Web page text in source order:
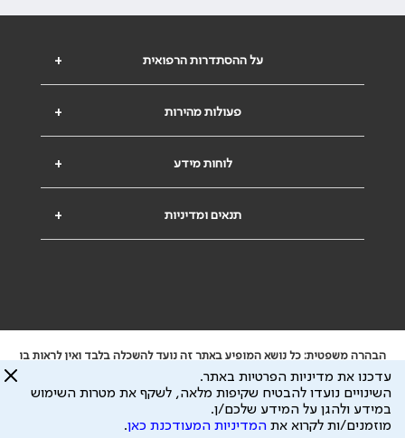
+ על ההסתדרות הרפואית
+ פעולות מהירות
+ לוחות מידע
+ תנאים ומדיניות
הבהרה משפטית: כל נושא המופיע באתר זה נועד להשכלה בלבד ואין לראות בו
ייעוץ רפואי או משפטי. אין הר"י אחראית לתוכן המתפרסם באתר זה ולכל נזק
שעלול להיגרם.
ידוע לי שהר"י אוספת ושומרת מידע אישי לצורך מתן השרות וכי חלק ממנו עשוי
להיות מועבר לצדדים שלישיים, הכל בכפוף למדיניות הפרטיות
עדכנו את מדיניות הפרטיות באתר.
השינויים נועדו להבטיח שקיפות מלאה, לשקף את מטרות השימוש
במידע ולהגן על המידע שלכם/ן.
מוזמנים/ות לקרוא את המדיניות המעודכנת כאן.